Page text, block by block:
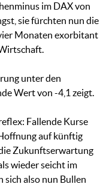
im DAX von
sie fürchten nun die
Monaten exorbitant
unter den
Wert von -4,1 zeigt.
Fallende Kurse
auf künftig
Zukunftserwartung
wieder seicht im
sich also nun Bullen